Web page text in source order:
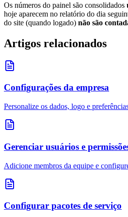
Os números do painel são consolidados
hoje aparecem no relatório do dia
do site (quando logado) não são
Artigos relacionados
Configurações da empresa
Personalize os dados, logo e
Gerenciar usuários e
Adicione membros da equipe e
Configurar pacotes de serviço